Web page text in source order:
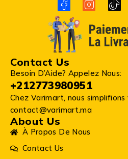
Contact Us
Besoin D’Aide? Appelez Nous:
+212773980951
Chez Varimart, nous
contact@varimart.ma
About Us
À Propos De Nous
Contact Us